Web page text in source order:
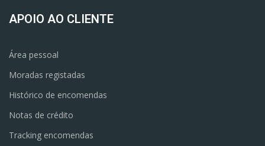
APOIO AO CLIENTE
Área pessoal
Moradas registadas
Histórico de encomendas
Notas de crédito
Tracking encomendas